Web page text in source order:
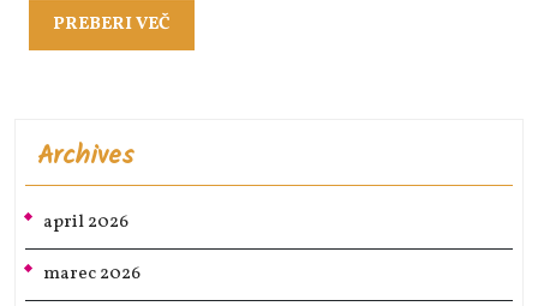
PREBERI VEČ
VEČ
Archives
april 2026
marec 2026